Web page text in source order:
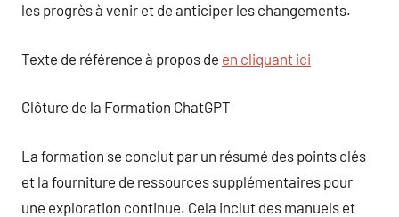
les progrès à venir et de anticiper les changements.
Texte de référence à propos de en cliquant ici
Clôture de la Formation ChatGPT
La formation se conclut par un résumé des points clés
et la fourniture de ressources supplémentaires pour
une exploration continue. Cela inclut des manuels et